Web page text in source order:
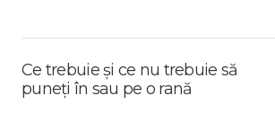
Ce trebuie și ce nu trebuie să
puneți în sau pe o rană